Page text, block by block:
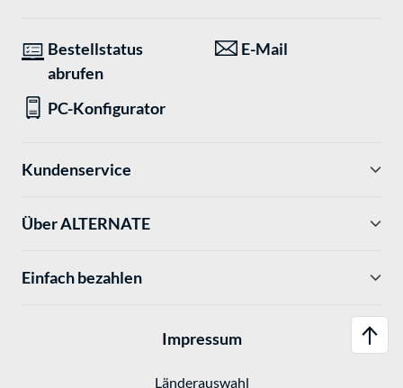
Bestellstatus
abrufen
E-Mail
PC-Konfigurator
Kundenservice
Über ALTERNATE
Einfach bezahlen
Impressum
Länderauswahl